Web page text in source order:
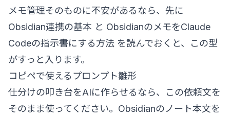
メモ管理そのものに不安があるなら、先に
Obsidian連携の基本 と ObsidianのメモをClaude
Codeの指示書にする方法 を読んでおくと、この型
がすっと入ります。
コピペで使えるプロンプト雛形
仕分けの叩き台をAIに作らせるなら、この依頼文を
そのまま使ってください。Obsidianのノート本文を